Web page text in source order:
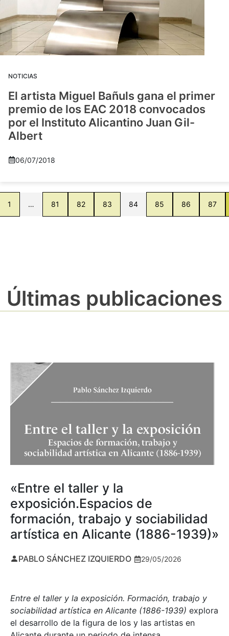
NOTICIAS
El artista Miguel Bañuls gana el primer
premio de los EAC 2018 convocados
por el Instituto Alicantino Juan Gil-
Albert
06/07/2018
1 … 81 82 83 84 85 86 87
Últimas publicaciones
«Entre el taller y la
exposición.Espacios de
formación, trabajo y sociabilidad
artística en Alicante (1886-1939)»
PABLO SÁNCHEZ IZQUIERDO 29/05/2026
Entre el taller y la exposición. Formación, trabajo y
sociabilidad artística en Alicante (1886-1939) explora
el desarrollo de la figura de los y las artistas en